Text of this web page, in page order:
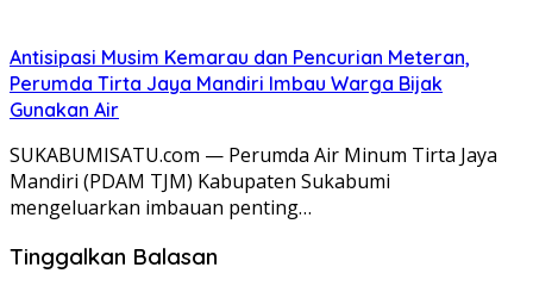
Antisipasi Musim Kemarau dan Pencurian Meteran,
Perumda Tirta Jaya Mandiri Imbau Warga Bijak
Gunakan Air
SUKABUMISATU.com — Perumda Air Minum Tirta Jaya
Mandiri (PDAM TJM) Kabupaten Sukabumi
mengeluarkan imbauan penting…
Tinggalkan Balasan